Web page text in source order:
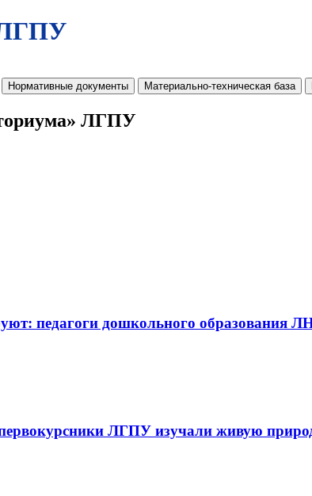
Нормативные документы Материально-техническая база
ЛГПУ
педагоги дошкольного образования
ЛГПУ изучали живую